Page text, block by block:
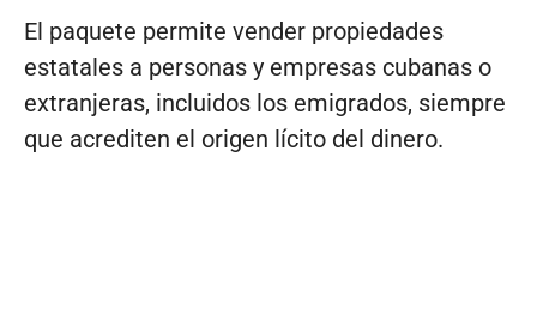
El paquete permite vender propiedades
estatales a personas y empresas cubanas o
extranjeras, incluidos los emigrados, siempre
que acrediten el origen lícito del dinero.